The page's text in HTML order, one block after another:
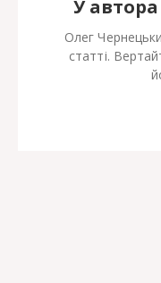
У
Олег
статті.